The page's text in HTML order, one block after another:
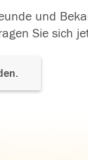
und
Sie sich